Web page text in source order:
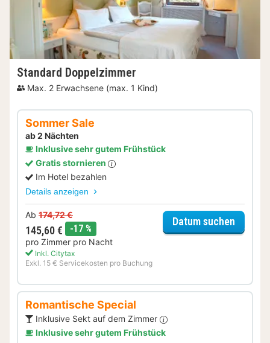
Standard Doppelzimmer
Max. 2 Erwachsene (max. 1 Kind)
Sommer Sale
ab 2 Nächten
Inklusive sehr gutem Frühstück
Gratis stornieren
Im Hotel bezahlen
Details anzeigen
Ab 174,72 €
145,60 € -17 %
pro Zimmer pro Nacht
Inkl. Citytax
Exkl. 15 € Servicekosten pro Buchung
Datum suchen
Romantische Special
Inklusive Sekt auf dem Zimmer
Inklusive sehr gutem Frühstück